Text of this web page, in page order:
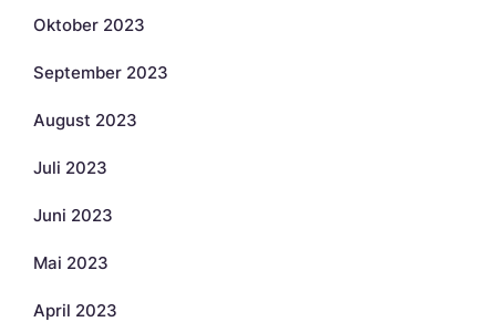
Oktober 2023
September 2023
August 2023
Juli 2023
Juni 2023
Mai 2023
April 2023